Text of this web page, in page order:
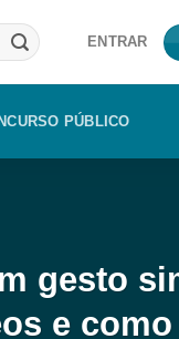
ENTRAR
PÚBLICO
gesto
e